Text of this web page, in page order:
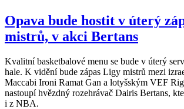
Opava bude hostit v úterý
mistrů, v akci Bertans
Kvalitní basketbalové menu se bude v úterý
hale. K vidění bude zápas Ligy mistrů mezi
Maccabi Ironi Ramat Gan a lotyšským VEF
nastoupí hvězdný rozehrávač Dairis Bertans,
i z NBA.